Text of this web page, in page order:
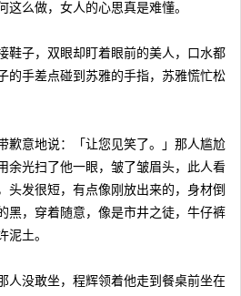
这么做，女人的心思真是难懂。
子，双眼却盯着眼前的美人，口水都
的手差点碰到苏雅的手指，苏雅慌忙松
意地说：「让您见笑了。」那人尴尬
余光扫了他一眼，皱了皱眉头，此人看
头发很短，有点像刚放出来的，身材倒
黑，穿着随意，像是市井之徒，牛仔裤
泥土。
没敢坐，程辉领着他走到餐桌前坐在